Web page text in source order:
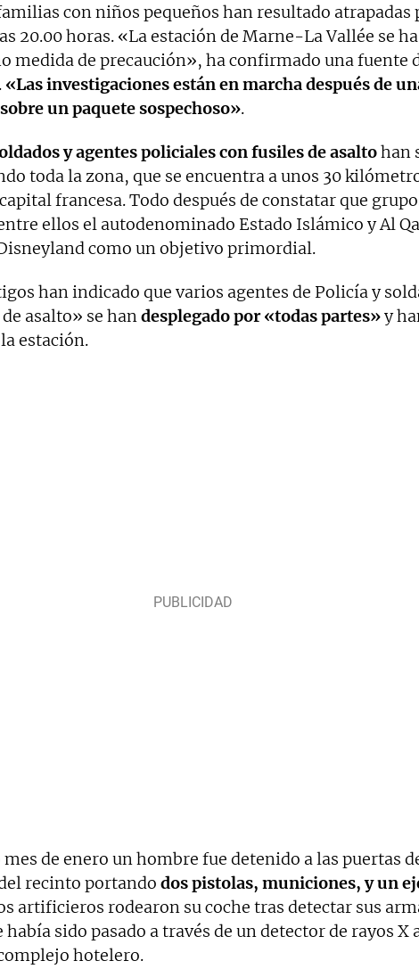
con niños pequeños han resultado atrapadas
20.00 horas. «La estación de Marne-La Vallée se ha
medida de precaución», ha confirmado una fuente
«Las investigaciones están en marcha después de
un paquete sospechoso».
y agentes policiales con fusiles de asaltohan
toda la zona, que se encuentra a unos 30
francesa. Todo después de constatar que
ellos el autodenominado Estado Islámico y Al
como un objetivo primordial.
han indicado que varios agentes de Policía y
asalto» se handesplegado por «todas partes»y
estación.
mes de enero un hombre fue detenido a las puertas
recinto portando dos pistolas, municiones, y un
artificieros rodearon su coche tras detectar sus
había sido pasado a través de un detector de rayos X
hotelero.